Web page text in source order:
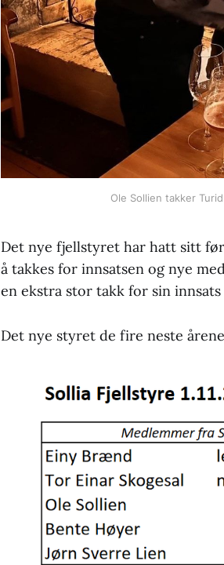
Ole Sollien takker
Det nye fjellstyret har hatt sitt
å takkes for innsatsen og nye
en ekstra stor takk for sin
Det nye styret de fire neste